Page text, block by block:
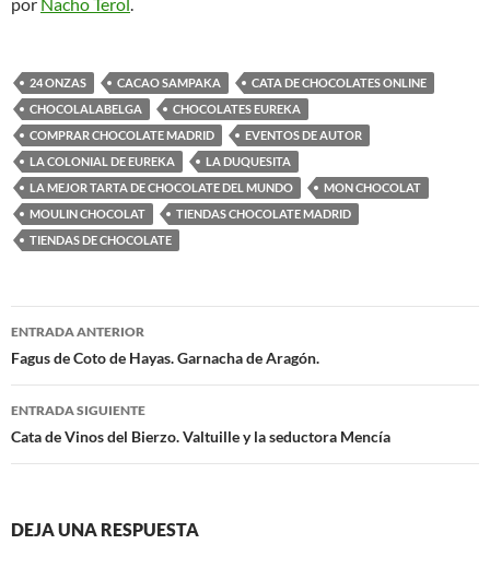
24 ONZAS CACAO SAMPAKA
CATA DE CHOCOLATES ONLINE
CHOCOLALABELGA
CHOCOLATES EUREKA
COMPRAR CHOCOLATE MADRID
EVENTOS DE AUTOR
LA COLONIAL DE EUREKA
LA DUQUESITA
LA MEJOR TARTA DE CHOCOLATE DEL MUNDO
MON CHOCOLAT
MOULIN CHOCOLAT
TIENDAS CHOCOLATE MADRID
TIENDAS DE CHOCOLATE
Navegación
de
entradas
ENTRADA ANTERIOR
Fagus de Coto de Hayas. Garnacha de Aragón.
ENTRADA SIGUIENTE
Cata de Vinos del Bierzo. Valtuille y la seductora Mencía
DEJA UNA RESPUESTA